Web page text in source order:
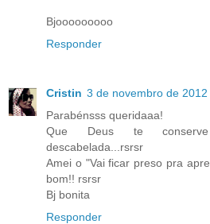
Bjooooooooo
Responder
Cristin 3 de novembro de 2012
Parabénsss queridaaa!
Que Deus te conserve
descabelada...rsrsr
Amei o "Vai ficar preso pra
bom!! rsrsr
Bj bonita
Responder